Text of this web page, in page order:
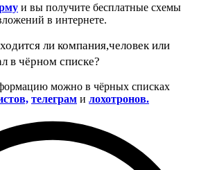
и вы получите бесплатные схемы
в интернете.
ли компания,человек или
в чёрном списке?
можно в чёрных списках
телеграм и лохотронов.